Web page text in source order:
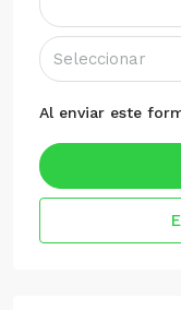
Seleccionar
Al enviar este